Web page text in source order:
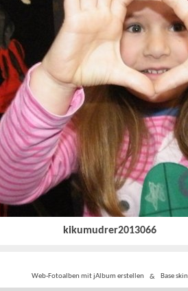
kikumudrer2013066
Web-Fotoalben mit jAlbum erstellen & Base skin